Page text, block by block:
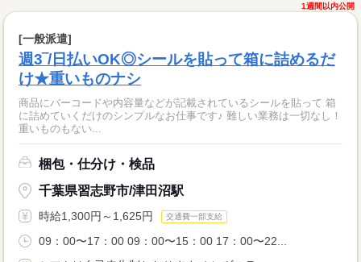
1週間以内公開
[一般派遣]
週3‾/日払いOK◎シールを貼って箱に詰めるだ
け★重いものナシ
商品にバーコードや内容量などが記載されているシールを貼って 箱
に詰めていくだけのシンプルなお仕事です♪ 難しい業務は一切なし！
重いものもない...
梱包・仕分け・検品
千葉県習志野市/津田沼駅
時給1,300円～1,625円 交通費一部支給
09：00〜17：00 09：00〜15：00 17：00〜22...